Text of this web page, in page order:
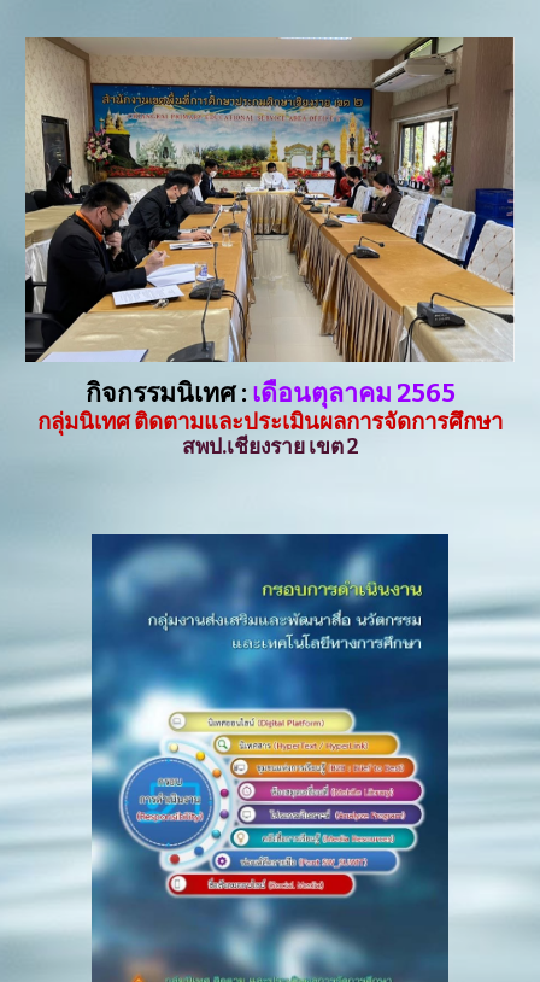
กิจกรรมนิเทศ : เดือนตุลาคม 2565
กลุ่มนิเทศ ติดตามและประเมินผลการจัดการศึกษา
สพป.เชียงราย เขต 2